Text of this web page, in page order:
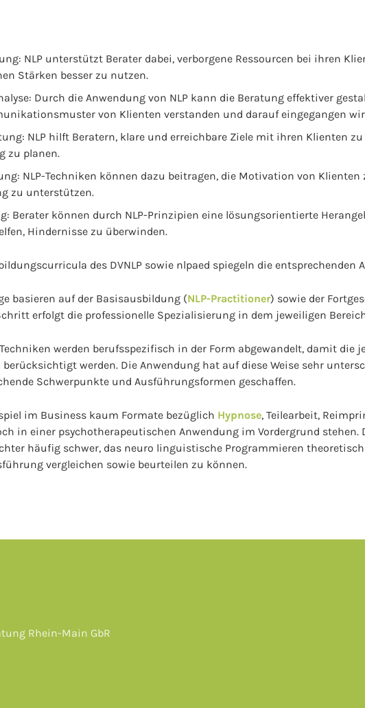
NLP unterstützt Berater dabei, verborgene Ressourcen bei ihren
Stärken besser zu nutzen.
Durch die Anwendung von NLP kann die Beratung effektiver
von Klienten verstanden und darauf eingegangen
NLP hilft Beratern, klare und erreichbare Ziele mit ihren Klienten
zu planen.
NLP-Techniken können dazu beitragen, die Motivation von Klienten
zu unterstützen.
Berater können durch NLP-Prinzipien eine lösungsorientierte
Hindernisse zu überwinden.
des DVNLP sowie nlpaed spiegeln die entsprechenden
basieren auf der Basisausbildung (NLP-Practitioner) sowie der
erfolgt die professionelle Spezialisierung in dem jeweiligen
werden berufsspezifisch in der Form abgewandelt, damit die
werden. Die Anwendung hat auf diese Weise sehr
Schwerpunkte und Ausführungsformen geschaffen.
im Business kaum Formate bezüglich Hypnose, Teilearbeit,
in einer psychotherapeutischen Anwendung im Vordergrund stehen.
häufig schwer, das neuro linguistische Programmieren
vergleichen sowie beurteilen zu können.
Rhein-Main GbR